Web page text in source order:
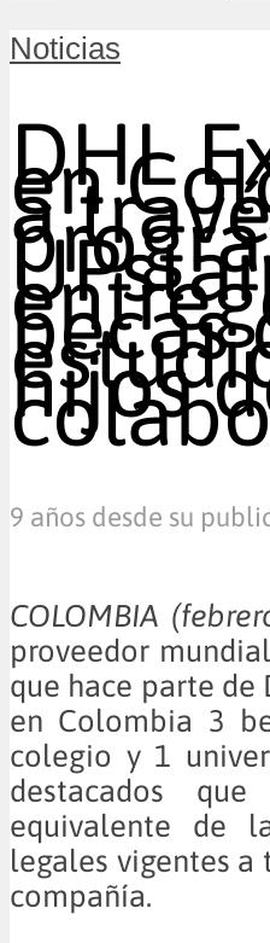
Noticias
DHL
en
a
becas
hijos
9 años desde su
COLOMBIA
proveedor
que hace parte de
en Colombia 3
colegio y 1
destacados
equivalente de
legales vigentes a
compañía.